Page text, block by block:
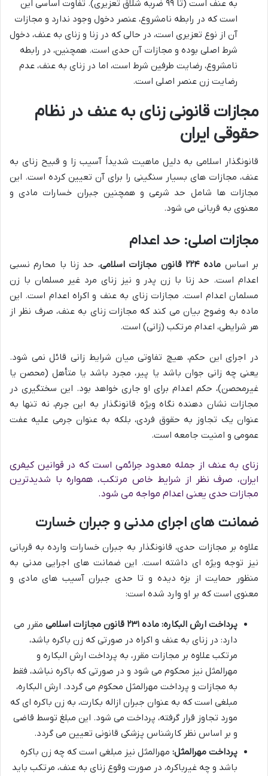
به عنف است (تا ۹۹ ضربه شلاق تعزیری). تفاوت اساسی این
است که در رابطه نامشروع، عنصر دخول وجود ندارد و مجازات
آن از نوع تعزیری است، در حالی که در زنا و زنای به عنف، دخول
شرط اصلی بوده و مجازات آن حدی است. همچنین، در رابطه
نامشروع، رضایت طرفین شرط است، اما در زنای به عنف، عدم
رضایت زن عنصر اصلی است.
مجازات قانونی زنای به عنف در نظام
حقوقی ایران
قانونگذار اسلامی به دلیل ماهیت شدیداً آسیب زا و قبیح زنای به
عنف، مجازات های بسیار سنگینی را برای آن تعیین کرده است. این
مجازات ها شامل حد شرعی و همچنین جبران خسارات مادی و
معنوی به قربانی می شود.
مجازات اصلی: حد اعدام
بر اساس ماده ۲۲۴ قانون مجازات اسلامی
، حد زنا با محارم نسبی
اعدام است. حد زنا با زن پدر و نیز زنای مرد غیر مسلمان با زن
مسلمان اعدام است. مجازات زنای به عنف و اکراه اعدام است. این
ماده به وضوح بیان می کند که مجازات زنای به عنف، صرف نظر از
هر شرایطی، اعدام مرتکب (زانی) است.
در اجرای این حکم، هیچ تفاوتی میان شرایط زانی قائل نمی شود.
یعنی چه زانی جوان باشد یا پیر، مجرد باشد یا متأهل (محصن یا
غیرمحصن)، حکم اعدام برای او جاری خواهد بود. این سختگیری در
مجازات نشان دهنده نگاه ویژه قانونگذار به این جرم، نه تنها به
عنوان یک تجاوز به حقوق فردی، بلکه به عنوان جرمی علیه عفت
عمومی و امنیت جامعه است.
زنای به عنف از جمله معدود جرائمی است که در قوانین کیفری
ایران، صرف نظر از شرایط خاص مرتکب، همواره با شدیدترین
مجازات حدی یعنی اعدام مواجه می شود.
ضمانت های اجرای مدنی و جبران خسارت
علاوه بر مجازات حدی، قانونگذار به جبران خسارات وارده به قربانی
نیز توجه ویژه ای داشته است. این ضمانت های اجرایی مدنی به
منظور حمایت از بزه دیده و تا حدی جبران آسیب های مادی و
معنوی است که بر او وارد شده است:
پرداخت ارش البکاره: ماده ۲۳۱ قانون مجازات اسلامی
مقرر می
دارد: در زنای به عنف و اکراه در صورتی که زن باکره باشد،
مرتکب علاوه بر مجازات مقرر، به پرداخت ارش البکاره و
مهرالمثل نیز محکوم می شود و در صورتی که باکره نباشد، فقط
به مجازات و پرداخت مهرالمثل محکوم می گردد. ارش البکاره،
مبلغی است که به عنوان جبران ازاله بکارت، به زن باکره ای که
مورد تجاوز قرار گرفته، پرداخت می شود. این مبلغ توسط قاضی
و بر اساس نظر کارشناس پزشکی قانونی تعیین می گردد.
پرداخت مهرالمثل: مهرالمثل نیز مبلغی است که چه زن باکره
باشد و چه غیرباکره، در صورت وقوع زنای به عنف، مرتکب باید